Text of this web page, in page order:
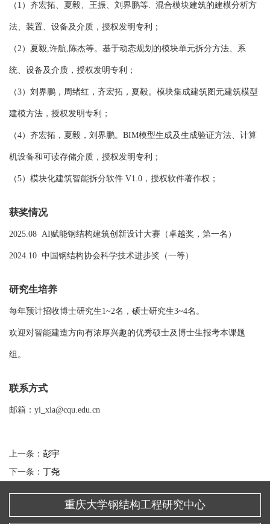
（1）齐宏拓、夏毅、王振、刘界鹏等. 混合模块建筑的建模分析方
法、装置、设备及介质，授权发明专利；
（2）夏毅,许航,陈杰等。基于动态规划的模块单元拆分方法、系
统、设备及介质，授权发明专利；
（3）刘界鹏，周绪红，齐宏拓，夏毅。模块集成建筑图元建筑模型
建模方法，授权发明专利；
（4）齐宏拓，夏毅，刘界鹏。BIM模型生成及生成验证方法、计算
机设备和可读存储介质，授权发明专利；
（5）模块化建筑智能拆分软件 V1.0，授权软件著作权；
获奖情况
2025.08 AI赋能钢结构建筑创新设计大赛（卓越奖，第一名）
2024.10 中国钢结构协会科学技术进步奖（一等）
研究生培养
每年预计招收博士研究生1~2名，硕士研究生3~4名。
欢迎对智能建造方向有浓厚兴趣的优秀硕士及博士生报考本课题
组。
联系方式
邮箱：yi_xia@cqu.edu.cn
上一条： 彭宇
下一条： 丁尧
重庆大学钢结构工程研究中心